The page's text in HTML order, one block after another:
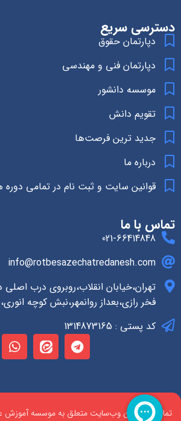
دسترسی سریع
دپارتمان حقوق
دپارتمان فنی و مهندسی
موسسه دانشور
تقویم دانش
جدید ترین فرصت‌ها
درباره ما
قوانین سایت و ثبت نام در تمامی دوره
تماس با ما
021-66414848
info@rotbesazechatredanesh.com
تهران،خیابان انقلاب،روبروی درب اصلی
فخر رازی،بعداز روانمهر،نبش کوچه
کد پستی : 1314873165
تمام حقوق این وب‌سایت متعلق به موسسه آموزش